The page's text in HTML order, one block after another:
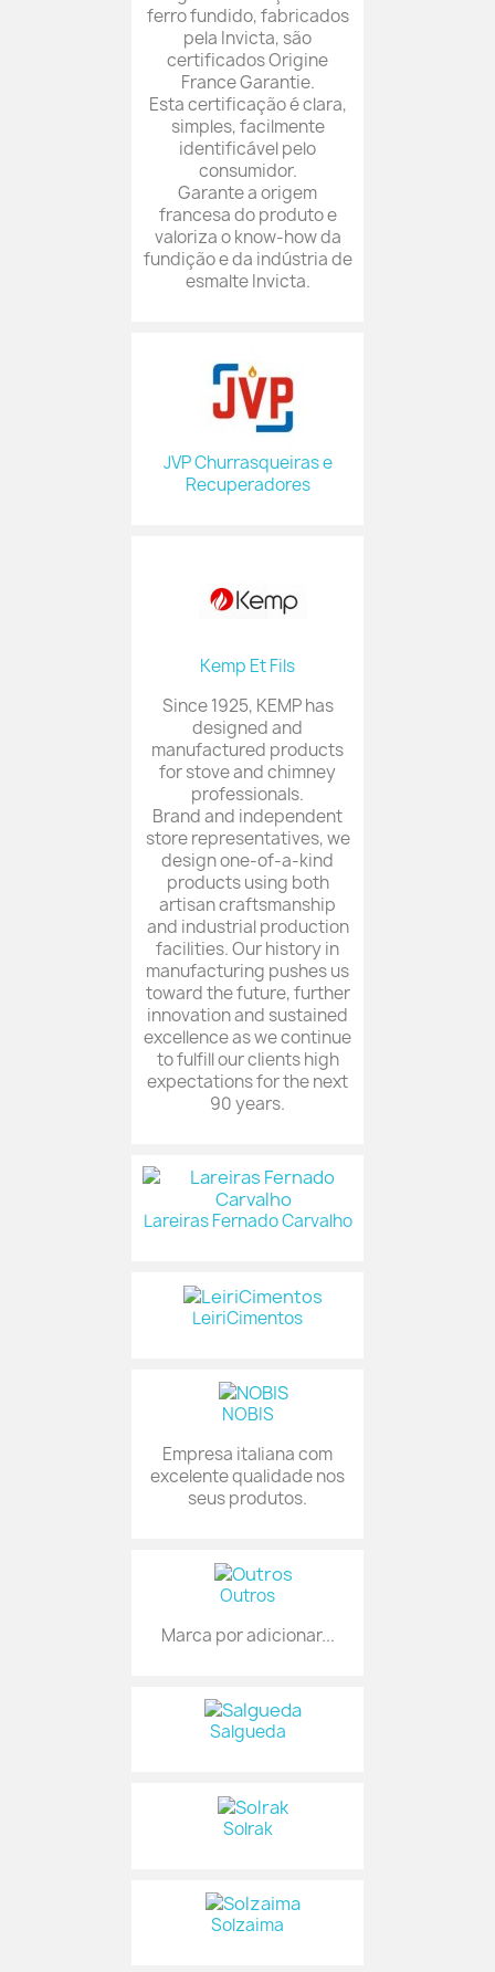
ferro fundido, fabricados
pela Invicta, são
certificados Origine
France Garantie.
Esta certificação é clara,
simples, facilmente
identificável pelo
consumidor.
Garante a origem
francesa do produto e
valoriza o know-how da
fundição e da indústria de
esmalte Invicta.
JVP Churrasqueiras e
Recuperadores
Kemp Et Fils
Since 1925, KEMP has
designed and
manufactured products
for stove and chimney
professionals.
Brand and independent
store representatives, we
design one-of-a-kind
products using both
artisan craftsmanship
and industrial production
facilities. Our history in
manufacturing pushes us
toward the future, further
innovation and sustained
excellence as we continue
to fulfill our clients high
expectations for the next
90 years.
Lareiras Fernado Carvalho
LeiriCimentos
NOBIS
Empresa italiana com
excelente qualidade nos
seus produtos.
Outros
Marca por adicionar...
Salgueda
Solrak
Solzaima